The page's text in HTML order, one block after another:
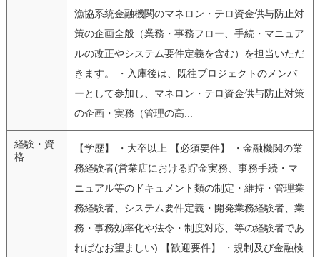
漁協系統金融機関のマネロン・テロ資金供与防止対
策の企画全般（業務・事務フロー、手続・マニュア
ルの改正やシステム要件定義を含む）を担当いただ
きます。 ・入庫後は、既往プロジェクトのメンバ
ーとして参加し、マネロン・テロ資金供与防止対策
の企画・実務（管理の高...
経験・資
格
【学歴】 ・大卒以上 【必須要件】 ・金融機関の業
務経験者(営業店における貯金実務、事務手続・マ
ニュアル等のドキュメント類の制定・維持・管理業
務経験者、システム要件定義・開発業務経験者、業
務・事務効率化や法令・制度対応、等の経験者であ
ればなお望ましい) 【歓迎要件】 ・規制及び金融検